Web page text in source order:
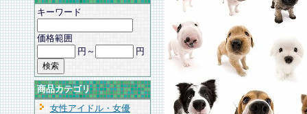
キーワード
価格範囲
円～
円
商品カテゴリ
女性アイドル・女優